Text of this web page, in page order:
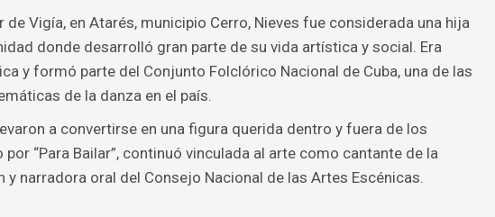
de Vigía, en Atarés, municipio Cerro, Nieves fue considerada una hija
donde desarrolló gran parte de su vida artística y social. Era
y formó parte del Conjunto Folclórico Nacional de Cuba, una de las
de la danza en el país.
a convertirse en una figura querida dentro y fuera de los
“Para Bailar”, continuó vinculada al arte como cantante de la
y narradora oral del Consejo Nacional de las Artes Escénicas.